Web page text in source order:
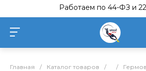
Работаем по 44-ФЗ и
Главная / Каталог товаров / /